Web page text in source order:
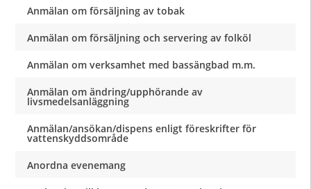
Anmälan om försäljning av tobak
Anmälan om försäljning och servering av folköl
Anmälan om verksamhet med bassängbad m.m.
Anmälan om ändring/upphörande av
livsmedelsanläggning
Anmälan/ansökan/dispens enligt föreskrifter för
vattenskyddsområde
Anordna evenemang